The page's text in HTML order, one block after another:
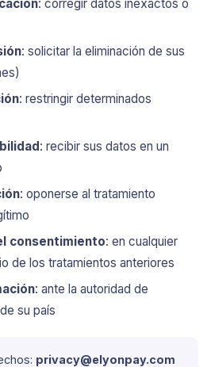
: corregir datos inexactos o
: solicitar la eliminación de sus
: restringir determinados
: recibir sus datos en un
: oponerse al tratamiento
consentimiento: en cualquier
de los tratamientos anteriores
: ante la autoridad de
su país
privacy@elyonpay.com